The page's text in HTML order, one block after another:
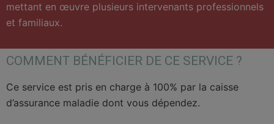
mettant en œuvre plusieurs intervenants professionnels
et familiaux.
COMMENT BÉNÉFICIER DE CE SERVICE ?
Ce service est pris en charge à 100% par la caisse
d’assurance maladie dont vous dépendez.